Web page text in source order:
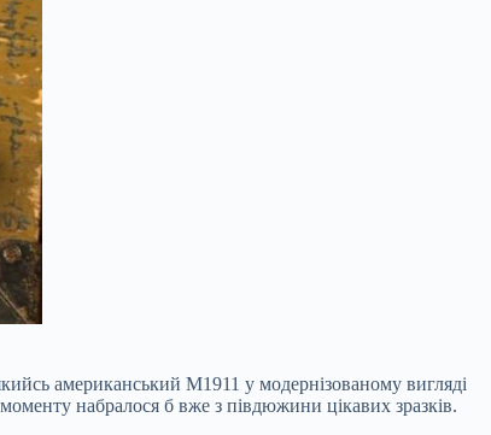
американський М1911 у модернізованому вигляді
набралося б вже з півдюжини цікавих зразків.